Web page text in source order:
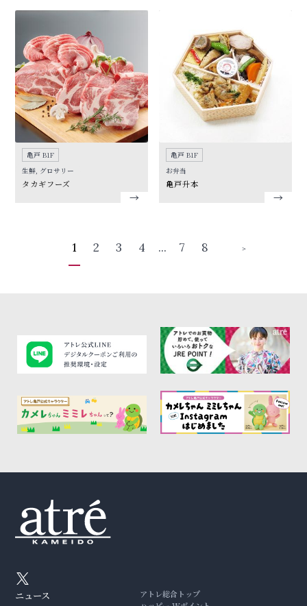
亀戸 B1F
生鮮, グロサリー
タカギフーズ
亀戸 B1F
お弁当
亀戸升本
1 2 3 4 ... 7 8 ＞
ニュース
アトレ総合トップ